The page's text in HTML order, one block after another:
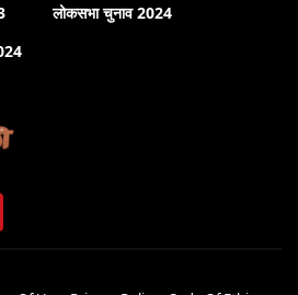
लोकसभा चुनाव 2024